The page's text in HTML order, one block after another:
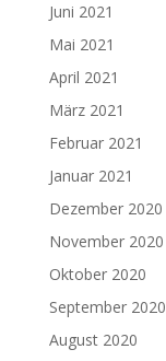
Juni 2021
Mai 2021
April 2021
März 2021
Februar 2021
Januar 2021
Dezember 2020
November 2020
Oktober 2020
September 2020
August 2020